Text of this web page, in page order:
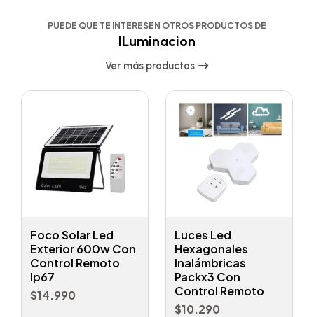
PUEDE QUE TE INTERESEN OTROS PRODUCTOS DE
ILuminacion
Ver más productos
Foco Solar Led
Exterior 600w Con
Control Remoto
Ip67
$14.990
Luces Led
Hexagonales
Inalámbricas
Packx3 Con
Control Remoto
$10.290